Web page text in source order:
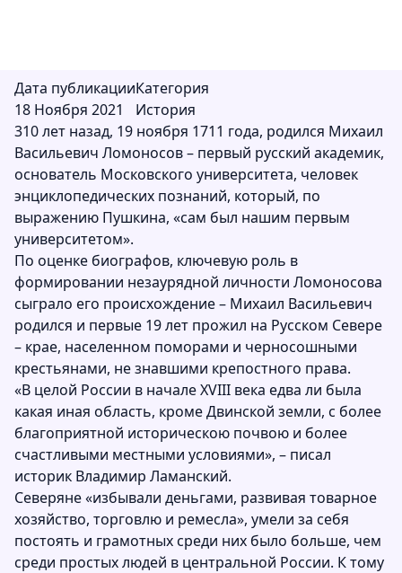
Дата публикации
18 Ноября 2021
Категория
История
310 лет назад, 19 ноября 1711 года, родился Михаил
Васильевич Ломоносов – первый русский академик,
основатель Московского университета, человек
энциклопедических познаний, который, по
выражению Пушкина, «сам был нашим первым
университетом».
По оценке биографов, ключевую роль в
формировании незаурядной личности Ломоносова
сыграло его происхождение – Михаил Васильевич
родился и первые 19 лет прожил на Русском Севере
– крае, населенном поморами и черносошными
крестьянами, не знавшими крепостного права.
«В целой России в начале XVIII века едва ли была
какая иная область, кроме Двинской земли, с более
благоприятной историческою почвою и более
счастливыми местными условиями», – писал
историк Владимир Ламанский.
Северяне «избывали деньгами, развивая товарное
хозяйство, торговлю и ремесла», умели за себя
постоять и грамотных среди них было больше, чем
среди простых людей в центральной России. К тому